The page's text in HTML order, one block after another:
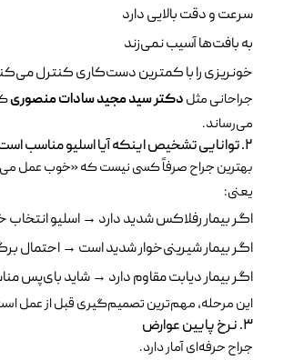
سرعت و دقت بالایی دارد
به بافت‌ها آسیب نمی‌زند
خونریزی را با کمترین دست‌کاری کنترل
جراحانی مثلدکتر سید مجید سادات منصوری
می‌رساند.
۲. توانایی تشخیص اینکه آیا اسلیو مناسب است یا نه
بهترین جراح صرفاً کسی نیست که «خوب عمل
یعنی:
اگر بیمار رفلاکس شدید دارد → اسلیو
اگر بیمار شیرینی‌خوار شدید است → احتمال
اگر بیمار دیابت مقاوم دارد → شاید بای‌پس
این مرحله، مهم‌ترین تصمیم‌گیری قبل از عمل
۳. نرخ پایین عوارض
جراح حرفه‌ای آمار دارد.